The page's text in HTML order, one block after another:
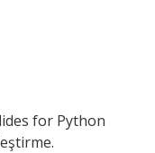
for Python